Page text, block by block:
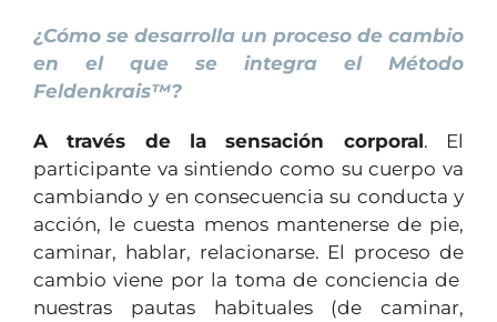
¿Cómo se desarrolla un proceso de cambio
en el que se integra el Método
Feldenkrais™?
A través de la sensación corporal. El
participante va sintiendo como su cuerpo va
cambiando y en consecuencia su conducta y
acción, le cuesta menos mantenerse de pie,
caminar, hablar, relacionarse. El proceso de
cambio viene por la toma de conciencia de
nuestras pautas habituales (de caminar,